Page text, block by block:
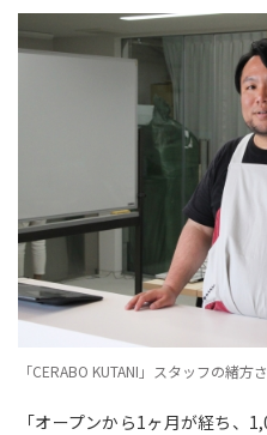
「CERABO KUTANI」スタッフの緒方さ
「オープンから1ヶ月が経ち、